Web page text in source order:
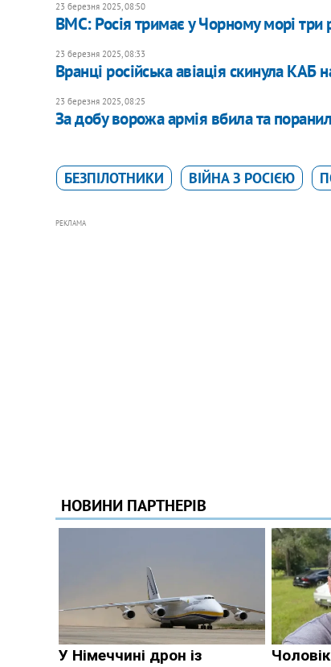
23 березня 2025, 08:50
ВМС: Росія тримає у Чорному морі три
23 березня 2025, 08:33
Вранці російська авіація скинула
23 березня 2025, 08:25
За добу ворожа армія вбила та
БЕЗПІЛОТНИКИ ВІЙНА З РОСІЄЮ
РЕКЛАМА